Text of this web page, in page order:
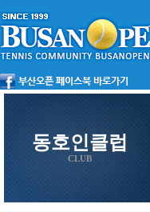
동호인클럽
CLUB